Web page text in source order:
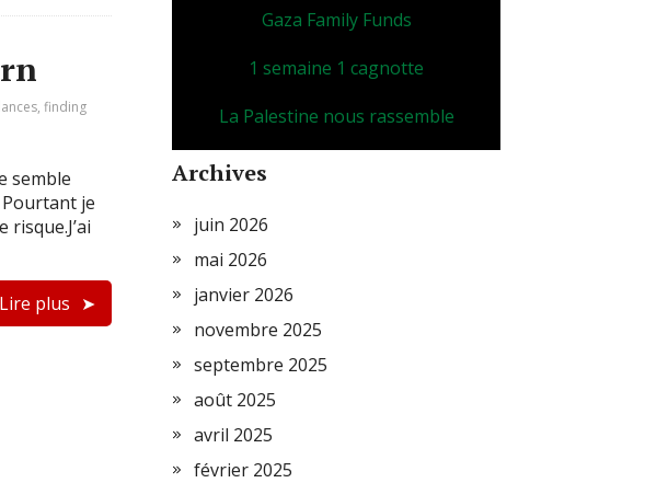
, finding
semble
Pourtant je
Lire plus
Gaza Family Funds
1 semaine 1 cagnotte
La Palestine nous rassemble
Archives
juin 2026
mai 2026
janvier 2026
novembre 2025
septembre 2025
août 2025
avril 2025
février 2025